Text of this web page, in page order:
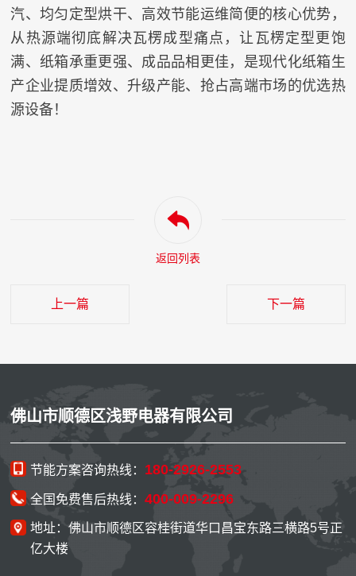
汽、均匀定型烘干、高效节能运维简便的核心优势，
从热源端彻底解决瓦楞成型痛点，让瓦楞定型更饱
满、纸箱承重更强、成品品相更佳，是现代化纸箱生
产企业提质增效、升级产能、抢占高端市场的优选热
源设备！
返回列表
上一篇 下一篇
佛山市顺德区浅野电器有限公司
节能方案咨询热线： 180-2926-2553
全国免费售后热线：400-009-2296
地址：佛山市顺德区容桂街道华口昌宝东路三横路5号正
亿大楼